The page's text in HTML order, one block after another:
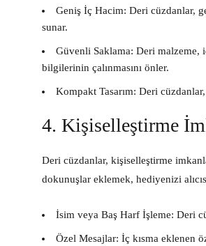
Geniş İç Hacim: Deri cüzdanlar,
sunar.
Güvenli Saklama: Deri malzeme,
bilgilerinin çalınmasını önler.
Kompakt Tasarım: Deri
4. Kişiselleştirme
Deri cüzdanlar, kişiselleştirme
dokunuşlar eklemek, hediyenizi
İsim veya Baş Harf İşleme: Deri
Özel Mesajlar: İç kısma eklenen